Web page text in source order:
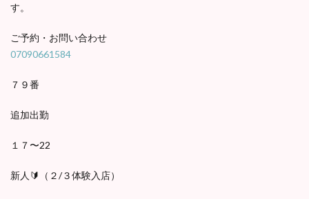
す。
ご予約・お問い合わせ
07090661584
７９番
追加出勤
１７〜22
新人🔰（２/３体験入店）